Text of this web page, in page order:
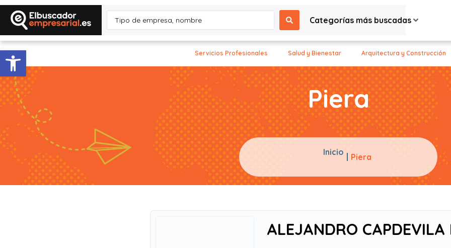
Abrir barra de herramientas
Categorías más buscadas
Servicios Profesionales Salud y Bienestar Arquitectura y Construcción
Piera
Inicio Piera
ALEJANDRO